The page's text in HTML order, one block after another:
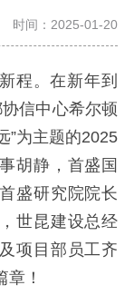
时间：2025-01-20
程。在新年到
信中心希尔顿
”为主题的2025
胡静，首盛国
盛研究院院长
世昆建设总经
项目部员工齐
！